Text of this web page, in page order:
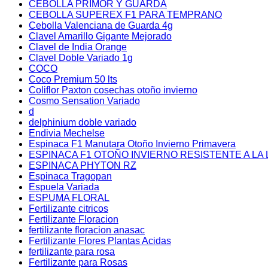
CEBOLLA PRIMOR Y GUARDA
CEBOLLA SUPEREX F1 PARA TEMPRANO
Cebolla Valenciana de Guarda 4g
Clavel Amarillo Gigante Mejorado
Clavel de India Orange
Clavel Doble Variado 1g
COCO
Coco Premium 50 lts
Coliflor Paxton cosechas otoño invierno
Cosmo Sensation Variado
d
delphinium doble variado
Endivia Mechelse
Espinaca F1 Manutara Otoño Invierno Primavera
ESPINACA F1 OTOÑO INVIERNO RESISTENTE A LA
ESPINACA PHYTON RZ
Espinaca Tragopan
Espuela Variada
ESPUMA FLORAL
Fertilizante citricos
Fertilizante Floracion
fertilizante floracion anasac
Fertilizante Flores Plantas Acidas
fertilizante para rosa
Fertilizante para Rosas